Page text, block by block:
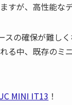
すが、高性能な
の確保が難し
る中、既存の
MINI IT13 ！